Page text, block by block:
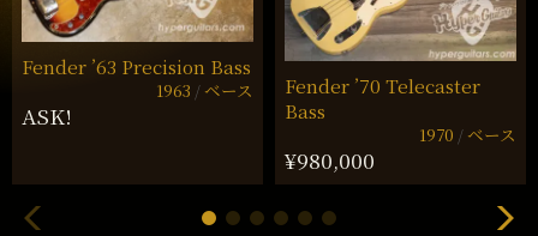
Fender ’63 Precision Bass
1963 ベース
ASK!
Fender ’70 Telecaster
Bass
1970 ベース
¥980,000